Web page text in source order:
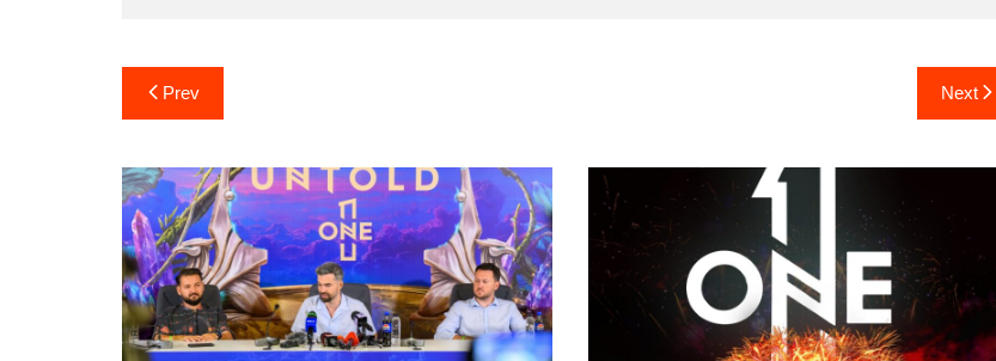
Post
navigation
Prev Next